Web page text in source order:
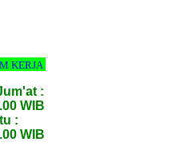
KERJA
:
WIB
:
WIB